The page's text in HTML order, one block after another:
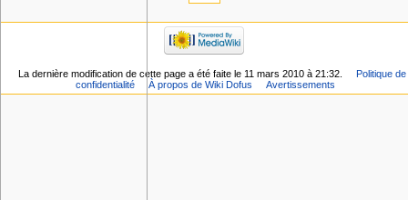
La dernière modification de cette page a été faite le 11 mars 2010 à 21:32.
Politique de
confidentialité
À propos de Wiki Dofus Avertissements